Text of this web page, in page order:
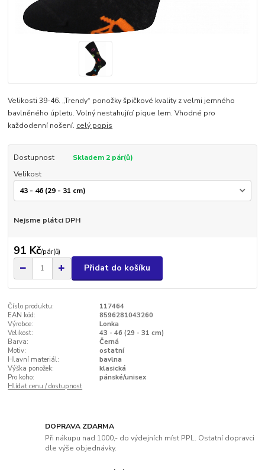
Velikosti 39-46. „Trendy“ ponožky špičkové kvality z velmi jemného
bavlněného úpletu. Volný nestahující pique lem. Vhodné pro
každodenní nošení. celý popis
Dostupnost
Skladem 2 pár(ů)
Velikost
Nejsme plátci DPH
91 Kč/pár(ů)
Přidat do košíku
Číslo produktu:
117464
EAN kód:
8596281043260
Výrobce:
Lonka
Velikost:
43 - 46 (29 - 31 cm)
Barva:
Černá
Motiv:
ostatní
Hlavní materiál:
bavlna
Výška ponožek:
klasická
Pro koho:
pánské/unisex
Hlídat cenu / dostupnost
DOPRAVA ZDARMA
Při nákupu nad 1000,- do výdejních míst PPL. Ostatní dopravci
dle výše objednávky.